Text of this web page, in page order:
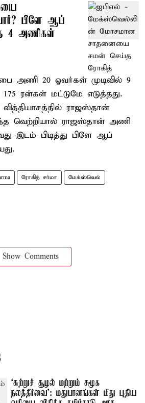
பிளே ஆப்
4 அணிகள்
அணி 20 ஓவர்கள் முடிவில் 9
ரன்கள் மட்டுமே எடுத்தது.
ராஜஸ்தான்
வெற்றியால் ராஜஸ்தான் அணி
இடம் பிடித்து பிளே ஆப்
ரோகித் சர்மா மேக்ஸ்வெல்
Show Comments
‘சுற்றுச் சூழல் மற்றும் சமூக
நலத்தீர்வை’: மதுபானங்கள் மீது புதிய